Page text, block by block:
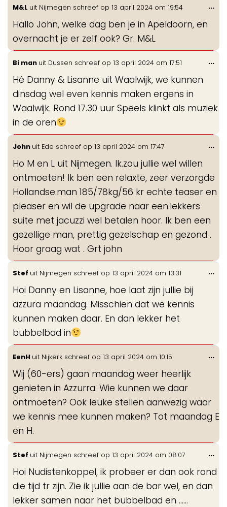
M&L uit Nijmegen schreef op 13 april 2024 om 19:54
Hallo John, welke dag ben je in Apeldoorn, en
overnacht je er zelf ook? Gr. M&L
...
Bi man uit Dussen schreef op 13 april 2024 om 17:51
Hé Danny & Lisanne uit Waalwijk, we kunnen
dinsdag wel even kennis maken ergens in
Waalwijk. Rond 17.30 uur Speels klinkt als muziek
in de oren
...
John uit Ede schreef op 13 april 2024 om 17:47
Ho M en L uit Nijmegen. Ik.zou jullie wel willen
ontmoeten! Ik ben een relaxte, zeer verzorgde
Hollandse.man 185/78kg/56 kr echte teaser en
pleaser en wil de upgrade naar een.lekkers
suite met jacuzzi wel betalen hoor. Ik ben een
gezellige man, prettig gezelschap en gezond .
Hoor graag wat . Grt john
...
Stef uit Nijmegen schreef op 13 april 2024 om 13:31
Hoi Danny en Lisanne, hoe laat zijn jullie bij
azzura maandag. Misschien dat we kennis
kunnen maken daar. En dan lekker het
bubbelbad in
...
EenH uit Nijkerk schreef op 13 april 2024 om 10:15
Wij (60-ers) gaan maandag weer heerlijk
genieten in Azzurra. Wie kunnen we daar
ontmoeten? Ook leuke stellen aanwezig waar
we kennis mee kunnen maken? Tot maandag E
en H.
...
Stef uit Nijmegen schreef op 13 april 2024 om 08:07
Hoi Nudistenkoppel, ik probeer er dan ook rond
die tijd tr zijn. Zie ik jullie aan de bar wel, en dan
lekker samen naar het bubbelbad en ......
...